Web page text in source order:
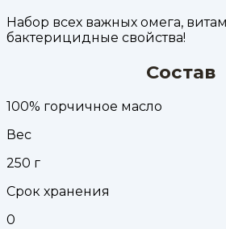
Набор всех важных омега,
бактерицидные свойства!
Состав
100% горчичное масло
Вес
250 г
Срок хранения
0